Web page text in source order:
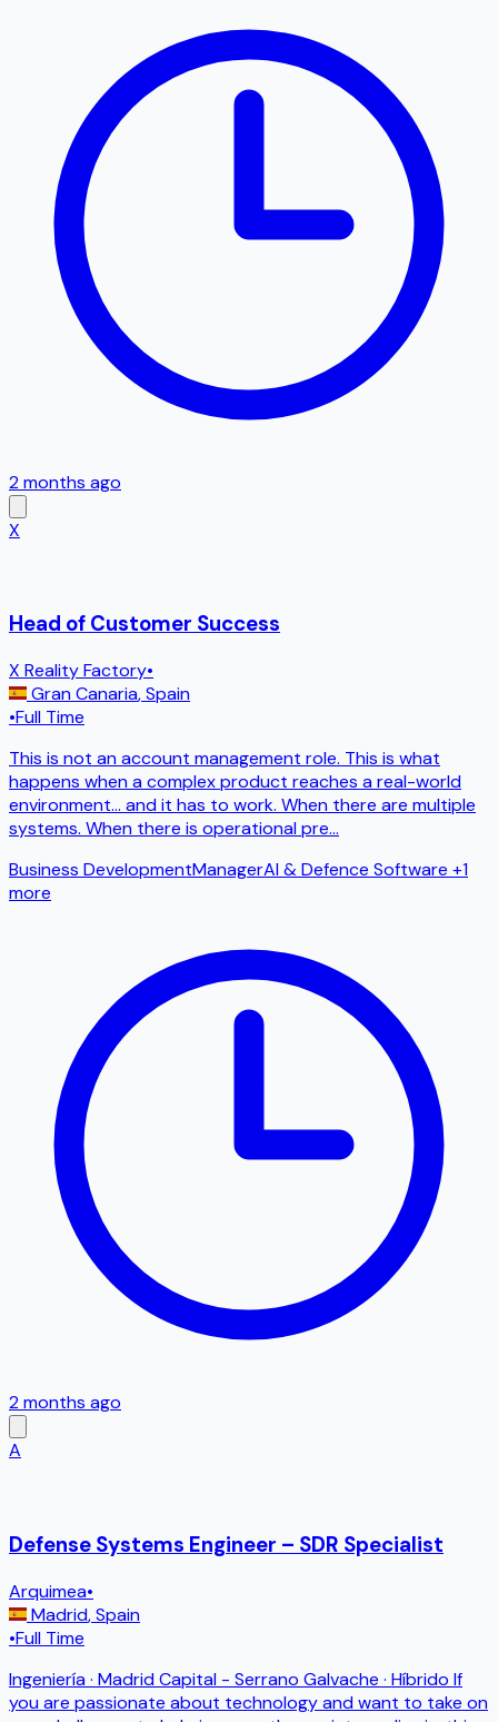
2 months ago
X
Head of Customer Success
X Reality Factory•
Gran Canaria,Spain
•Full Time
This is not an account management role. This is what
happens when a complex product reaches a real-world
environment… and it has to work. When there are multiple
systems. When there is operational pre...
Business DevelopmentManagerAI & Defence Software +1
more
2 months ago
A
Defense Systems Engineer – SDR Specialist
Arquimea•
Madrid,Spain
•Full Time
Ingeniería · Madrid Capital - Serrano Galvache · Híbrido If
you are passionate about technology and want to take on